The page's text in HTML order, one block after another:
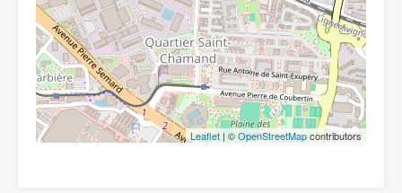
Leaflet | ©OpenStreetMapcontributors